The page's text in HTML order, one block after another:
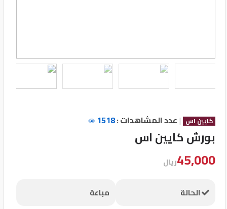
English
مستثمري
المعارض
كايين اس | عدد المشاهدات :1518
بورش كايين اس
45,000ريال
الحالة
مباعة